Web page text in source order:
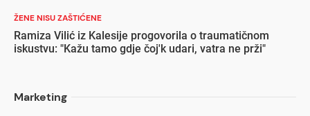
ŽENE NISU ZAŠTIĆENE
Ramiza Vilić iz Kalesije progovorila o traumatičnom
iskustvu: "Kažu tamo gdje čoj'k udari, vatra ne prži"
Marketing